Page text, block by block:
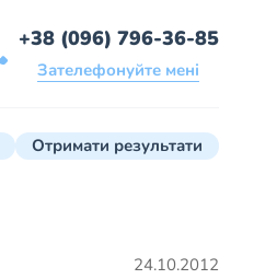
+38 (096) 796-36-85
Зателефонуйте мені
Отримати результати
24.10.2012